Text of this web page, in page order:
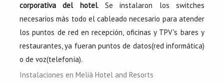
corporativa del hotel. Se instalaron los switches
necesarios más todo el cableado necesario para atender
los puntos de red en recepción, oficinas y TPV's bares y
restaurantes, ya fueran puntos de datos(red informática)
o de voz(telefonía).
Instalaciones en Meliá Hotel and Resorts